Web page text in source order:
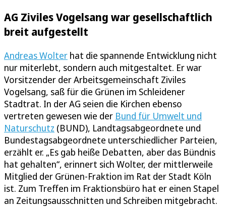
AG Ziviles Vogelsang war gesellschaftlich
breit aufgestellt
Andreas Wolter hat die spannende Entwicklung nicht
nur miterlebt, sondern auch mitgestaltet. Er war
Vorsitzender der Arbeitsgemeinschaft Ziviles
Vogelsang, saß für die Grünen im Schleidener
Stadtrat. In der AG seien die Kirchen ebenso
vertreten gewesen wie der Bund für Umwelt und
Naturschutz (BUND), Landtagsabgeordnete und
Bundestagsabgeordnete unterschiedlicher Parteien,
erzählt er. „Es gab heiße Debatten, aber das Bündnis
hat gehalten“, erinnert sich Wolter, der mittlerweile
Mitglied der Grünen-Fraktion im Rat der Stadt Köln
ist. Zum Treffen im Fraktionsbüro hat er einen Stapel
an Zeitungsausschnitten und Schreiben mitgebracht.